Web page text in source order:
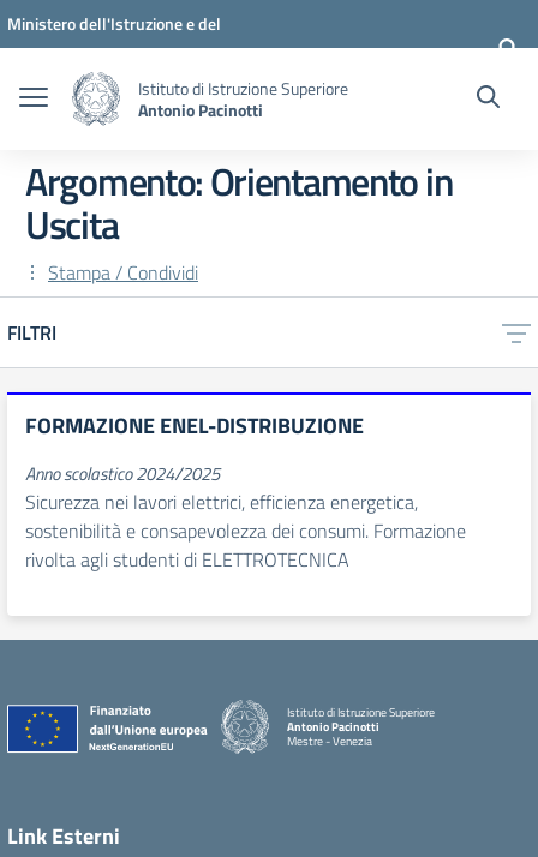
Vai ai contenuti
Vai al menu di navigazione
Vai al footer
Ministero dell'Istruzione e del
Istituto di Istruzione Superiore
Antonio Pacinotti
Argomento: Orientamento in
Uscita
Stampa / Condividi
FILTRI
FORMAZIONE ENEL-DISTRIBUZIONE
Anno scolastico 2024/2025
Sicurezza nei lavori elettrici, efficienza energetica,
sostenibilità e consapevolezza dei consumi. Formazione
rivolta agli studenti di ELETTROTECNICA
Istituto di Istruzione Superiore
Antonio Pacinotti
Mestre - Venezia
Link Esterni